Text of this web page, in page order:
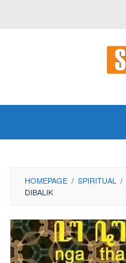
HOMEPAGE / SPIRITUAL /
DIBALIK